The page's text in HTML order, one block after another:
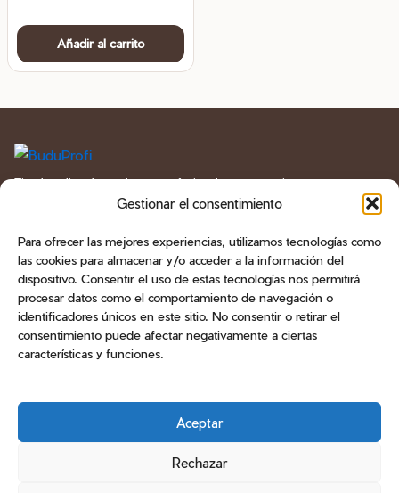
Gestionar el consentimiento
Para ofrecer las mejores experiencias, utilizamos tecnologías como
las cookies para almacenar y/o acceder a la información del
dispositivo. Consentir el uso de estas tecnologías nos permitirá
procesar datos como el comportamiento de navegación o
identificadores únicos en este sitio. No consentir o retirar el
consentimiento puede afectar negativamente a ciertas
características y funciones.
Aceptar
Rechazar
Añadir al carrito
Tienda online de productos profesionales para manicura
y pedicura en España. Geles, esmaltes, bases, líquidos
CATÁLOGO
ATENCIÓN AL CLIENTE
CONTACTO
+34 603 470 905
WhatsApp